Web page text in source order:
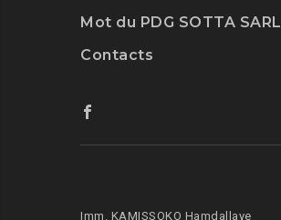
Mot du PDG SOTTA SARL
Contacts
Imm. KAMISSOKO Hamdallaye